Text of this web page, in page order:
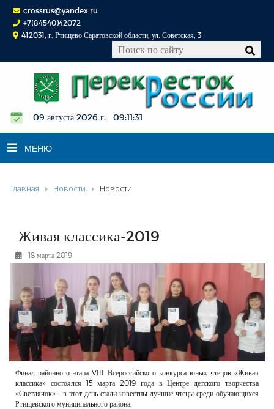
crossrus@yandex.ru
+7(84540)42072
412031, г. Ртищево Саратовской области, ул. Советская, 3
09 августа 2026 г. 09:11:32
МЕНЮ
НОВОСТИ
К СВЕДЕНИЮ
ФОТОРЕПОРТАЖИ
РЕКЛАМОДАТЕЛЯМ
ОБЪЯВЛЕНИЯ
КОНТАКТЫ
Главная Новости Новости
Живая классика-2019
18 марта 2019
Финал районного этапа VIII Всероссийского конкурса юных чтецов «Живая
классика» состоялся 15 марта 2019 года в Центре детского творчества
«Светлячок» - в этот день стали известны лучшие чтецы среди обучающихся
Ртищевского муниципального района.